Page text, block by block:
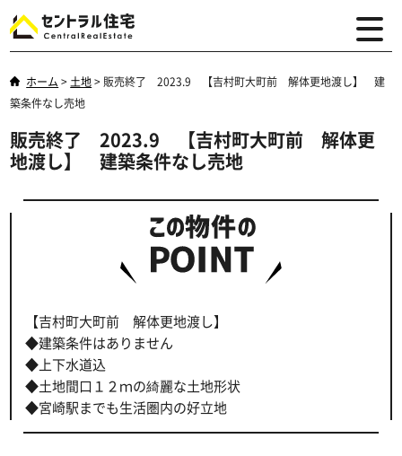
ホーム > 土地> 販売終了 2023.9 【吉村町大町前 解体更地渡し】 建
築条件なし売地
販売終了 2023.9 【吉村町大町前 解体更
地渡し】 建築条件なし売地
【吉村町大町前 解体更地渡し】
◆建築条件はありません
◆上下水道込
◆土地間口１２ｍの綺麗な土地形状
◆宮崎駅までも生活圏内の好立地